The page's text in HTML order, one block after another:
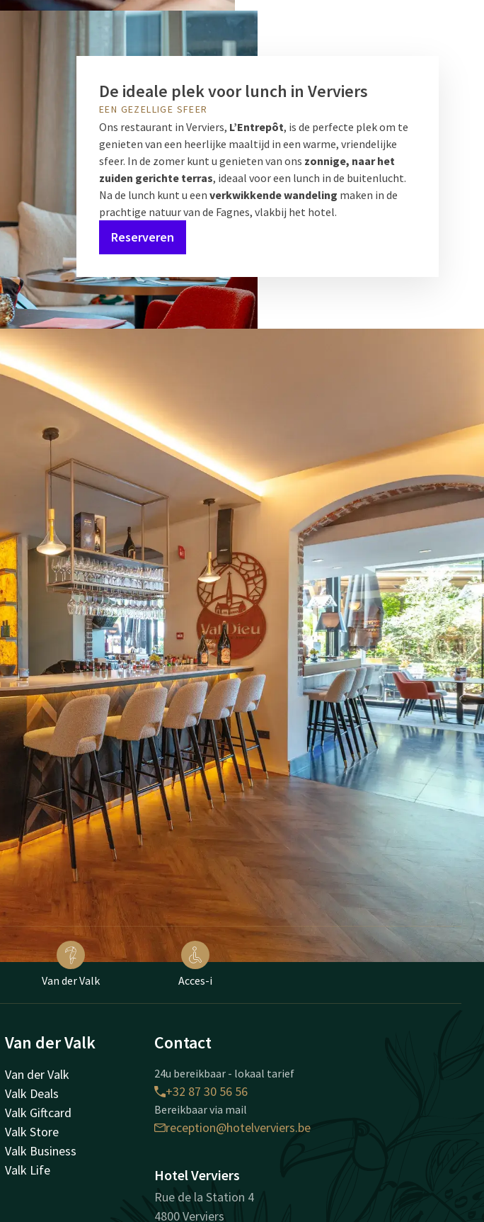
De ideale plek voor lunch in Verviers
EEN GEZELLIGE SFEER
Ons restaurant in Verviers, L’Entrepôt, is de perfecte plek om te
genieten van een heerlijke maaltijd in een warme, vriendelijke
sfeer. In de zomer kunt u genieten van ons zonnige, naar het
zuiden gerichte terras, ideaal voor een lunch in de buitenlucht.
Na de lunch kunt u een verkwikkende wandeling maken in de
prachtige natuur van de Fagnes, vlakbij het hotel.
Reserveren
Van der Valk Acces-i
Van der Valk
Van der Valk
Valk Deals
Valk Giftcard
Valk Store
Valk Business
Valk Life
Contact
24u bereikbaar - lokaal tarief
+32 87 30 56 56
Bereikbaar via mail
reception@hotelverviers.be
Hotel Verviers
Rue de la Station 4
4800 Verviers